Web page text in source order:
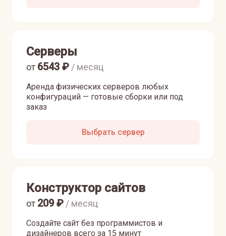
Серверы
Аренда физических серверов любых
конфигураций — готовые сборки или под
заказ
от 6543 ₽ / месяц
Выбрать сервер
Конструктор сайтов
Создайте сайт без программистов и
дизайнеров всего за 15 минут
от 209₽ / месяц